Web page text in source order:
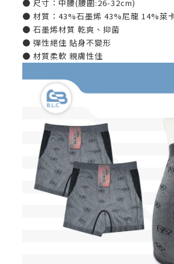
● 尺寸：中腰(腰圍:26-32cm)
● 材質：43%石墨烯 43%尼龍 14%萊
● 石墨烯材質 乾爽、抑菌
● 彈性絕佳 貼身不變形
● 材質柔軟 親膚性佳